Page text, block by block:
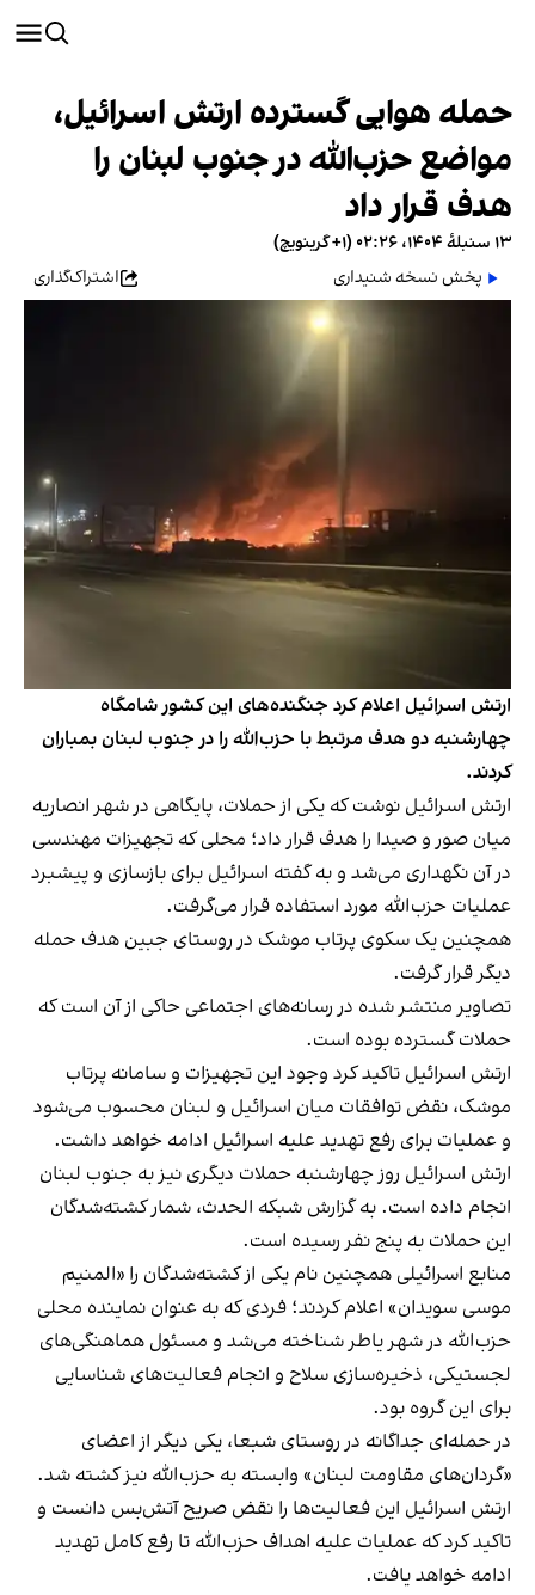
حمله هوایی گسترده ارتش اسرائیل،
مواضع حزب‌الله در جنوب لبنان را
هدف قرار داد
۱۳ سنبلهٔ ۱۴۰۴، ۰۲:۲۶ (‎+۱ گرینویچ)
پخش نسخه شنیداری
اشتراک‌گذاری
ارتش اسرائیل اعلام کرد جنگنده‌های این کشور شامگاه
چهارشنبه دو هدف مرتبط با حزب‌الله را در جنوب لبنان بمباران
کردند.
ارتش اسرائیل نوشت که یکی از حملات، پایگاهی در شهر انصاریه
میان صور و صیدا را هدف قرار داد؛ محلی که تجهیزات مهندسی
در آن نگهداری می‌شد و به گفته اسرائیل برای بازسازی و پیشبرد
عملیات حزب‌الله مورد استفاده قرار می‌گرفت.
همچنین یک سکوی پرتاب موشک در روستای جبین هدف حمله
دیگر قرار گرفت.
تصاویر منتشر شده در رسانه‌های اجتماعی حاکی از آن است که
حملات گسترده بوده است.
ارتش اسرائیل تاکید کرد وجود این تجهیزات و سامانه پرتاب
موشک، نقض توافقات میان اسرائیل و لبنان محسوب می‌شود
و عملیات برای رفع تهدید علیه اسرائیل ادامه خواهد داشت.
ارتش اسرائیل روز چهارشنبه حملات دیگری نیز به جنوب لبنان
انجام داده است. به گزارش شبکه الحدث، شمار کشته‌شدگان
این حملات به پنج نفر رسیده است.
منابع اسرائیلی همچنین نام یکی از کشته‌شدگان را «المنیم
موسی سویدان» اعلام کردند؛ فردی که به عنوان نماینده محلی
حزب‌الله در شهر یاطر شناخته می‌شد و مسئول هماهنگی‌های
لجستیکی، ذخیره‌سازی سلاح و انجام فعالیت‌های شناسایی
برای این گروه بود.
در حمله‌ای جداگانه در روستای شبعا، یکی دیگر از اعضای
«گردان‌های مقاومت لبنان» وابسته به حزب‌الله نیز کشته شد.
ارتش اسرائیل این فعالیت‌ها را نقض صریح آتش‌بس دانست و
تاکید کرد که عملیات علیه اهداف حزب‌الله تا رفع کامل تهدید
ادامه خواهد یافت.